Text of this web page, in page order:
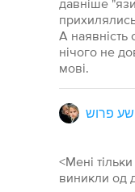
давніше
А наявність
нічого не
мові.
פרוש
<Мені
виникли од